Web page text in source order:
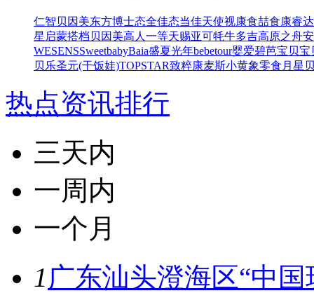
仁智贝因美东方博士态全佳态当佳天使视康食喆食康睿达
星 启蒙搭档贝因美高人一等天赐亚可牦牛多吉高原之舟
WESENSSweetbabyBaia盛夏光年bebetour婴爱碧芭宝贝宝
贝乐圣元(干饭娃)TOPSTAR致粹康麦斯小黄象零食 月星
热点资讯排行
三天内
一周内
一个月
1 广东汕头澄海区“中